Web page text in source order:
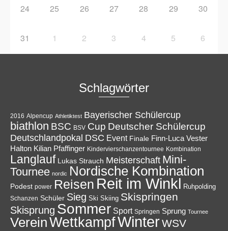
24 25 26 27 28 29 30
31 1 2 3 4 5 6
Schlagwörter
2016 Alpencup Athletiktest Bayerischer Schülercup
biathlon BSC BSV Cup Deutscher Schülercup
Deutschlandpokal DSC Event Finale Finn-Luca Vester
Halton Kilian Pfaffinger Kindervierschanzentournee Kombination
Langlauf Lukas Strauch Meisterschaft Mini-
Tournee nordic Nordische Kombination
Podest power Reisen Reit im Winkl Ruhpolding
Schanzen Schüler Sieg Ski Skiing Skispringen
Skisprung Sommer Sport Springen Sprung Tournee
VereinWettkampfWinterWSV